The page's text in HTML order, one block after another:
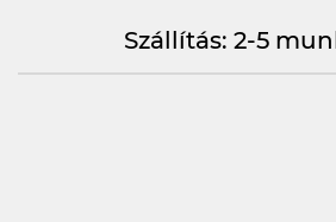
Szállítás: 2-5